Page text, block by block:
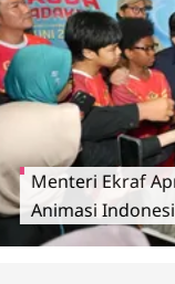
Menteri Ekraf
Animasi